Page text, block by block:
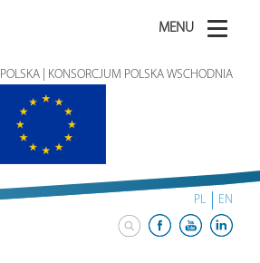
MENU
POLSKA | KONSORCJUM POLSKA WSCHODNIA
PL EN